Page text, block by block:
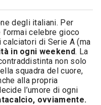
degli italiani. Per
celebre gioco
di Serie A (ma
in ogni weekend. La
non solo
squadra del cuore,
alla propria
l’umore di ogni
ovviamente.